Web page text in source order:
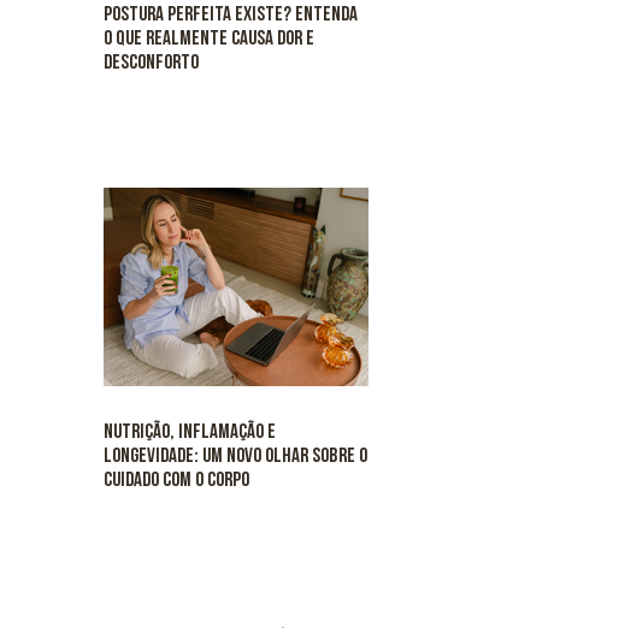
Postura perfeita existe? Entenda
o que realmente causa dor e
desconforto
Nutrição, inflamação e
longevidade: um novo olhar sobre o
cuidado com o corpo